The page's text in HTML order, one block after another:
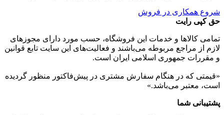
شروع همکاری در فروش
حق کپی رایت
تمامی كالاها و خدمات اين فروشگاه، حسب مورد دارای مجوزهای
لازم از مراجع مربوطه می‌باشند و فعاليت‌های اين سايت تابع قوانين
و مقررات جمهوری اسلامی ايران است.
«قیمتی که در هنگام سفارش مشتری در پیش‌­فاکتور منظور گرديده
است، معتبر می‌باشد.»
پشتیبانی شما